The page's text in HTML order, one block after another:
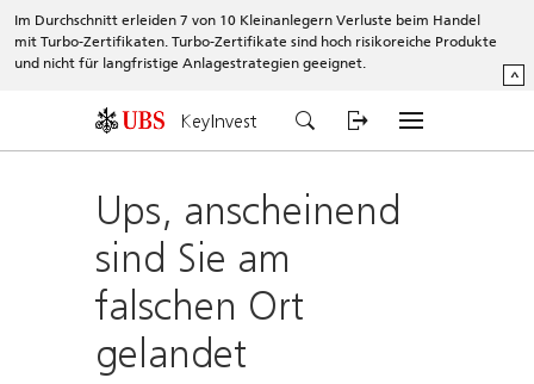
Im Durchschnitt erleiden 7 von 10 Kleinanlegern Verluste beim Handel
mit Turbo-Zertifikaten. Turbo-Zertifikate sind hoch risikoreiche Produkte
und nicht für langfristige Anlagestrategien geeignet.
^
KeyInvest
Ups, anscheinend
sind Sie am
falschen Ort
gelandet